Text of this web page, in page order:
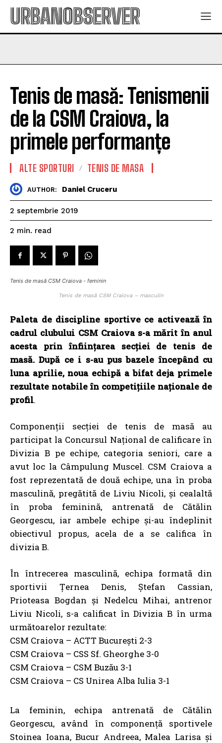
URBANOBSERVER
Tenis de masă: Tenismenii
de la CSM Craiova, la
primele performanțe
ALTE SPORTURI TENIS DE MASA
AUTHOR: Daniel Cruceru
2 septembrie 2019
2 min. read
Tenis de masă CSM Craiova - feminin
Tenis de masă CSM Craiova – masculin
Paleta de discipline sportive ce activează în
cadrul clubului CSM Craiova s-a mărit în anul
acesta prin înființarea secției de tenis de
masă. După ce i s-au pus bazele începând cu
luna aprilie, noua echipă a bifat deja primele
rezultate notabile în competițiile naționale de
profil.
Componenții secției de tenis de masă au
participat la Concursul Național de calificare în
Divizia B pe echipe, categoria seniori, care a
avut loc la Câmpulung Muscel. CSM Craiova a
fost reprezentată de două echipe, una în proba
masculină, pregătită de Liviu Nicoli, și cealaltă
în proba feminină, antrenată de Cătălin
Georgescu, iar ambele echipe și-au îndeplinit
obiectivul propus, acela de a se califica în
divizia B.
În întrecerea masculină, echipa formată din
sportivii Țernea Denis, Ștefan Cassian,
Prioteasa Bogdan și Nedelcu Mihai, antrenor
Liviu Nicoli, s-a calificat în Divizia B în urma
următoarelor rezultate:
CSM Craiova – ACTT București 2-3
CSM Craiova – CSS Sf. Gheorghe 3-0
CSM Craiova – CSM Buzău 3-1
CSM Craiova – CS Unirea Alba Iulia 3-1
La feminin, echipa antrenată de Cătălin
Georgescu, având în componență sportivele
Stoinea Ioana, Bucur Andreea, Malea Larisa și